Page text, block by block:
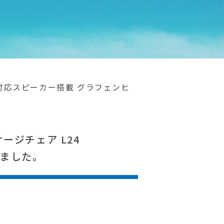
スピーカー搭載 グラフェンヒ
ジチェア L24
した。